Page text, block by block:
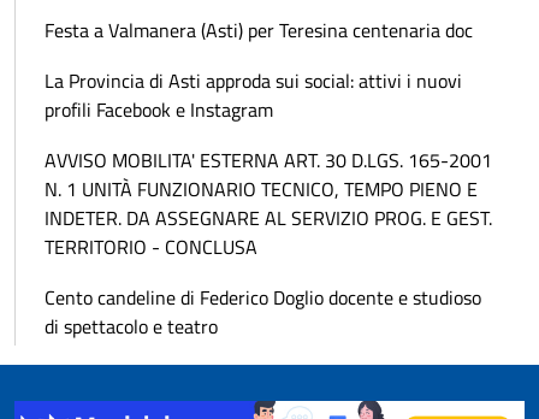
Festa a Valmanera (Asti) per Teresina centenaria doc
La Provincia di Asti approda sui social: attivi i nuovi
profili Facebook e Instagram
AVVISO MOBILITA' ESTERNA ART. 30 D.LGS. 165-2001
N. 1 UNITÀ FUNZIONARIO TECNICO, TEMPO PIENO E
INDETER. DA ASSEGNARE AL SERVIZIO PROG. E GEST.
TERRITORIO - CONCLUSA
Cento candeline di Federico Doglio docente e studioso
di spettacolo e teatro